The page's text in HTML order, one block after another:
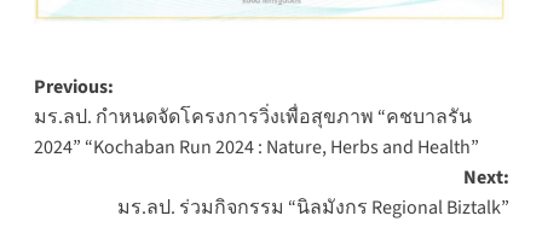
Post
navigation
Previous:
มร.ลป. กำหนดจัดโครงการวิ่งเพื่อสุขภาพ “คชบาลรัน
2024” “Kochaban Run 2024 : Nature, Herbs and Health”
Next:
มร.ลป. ร่วมกิจกรรม “นิลมังกร Regional Biztalk”